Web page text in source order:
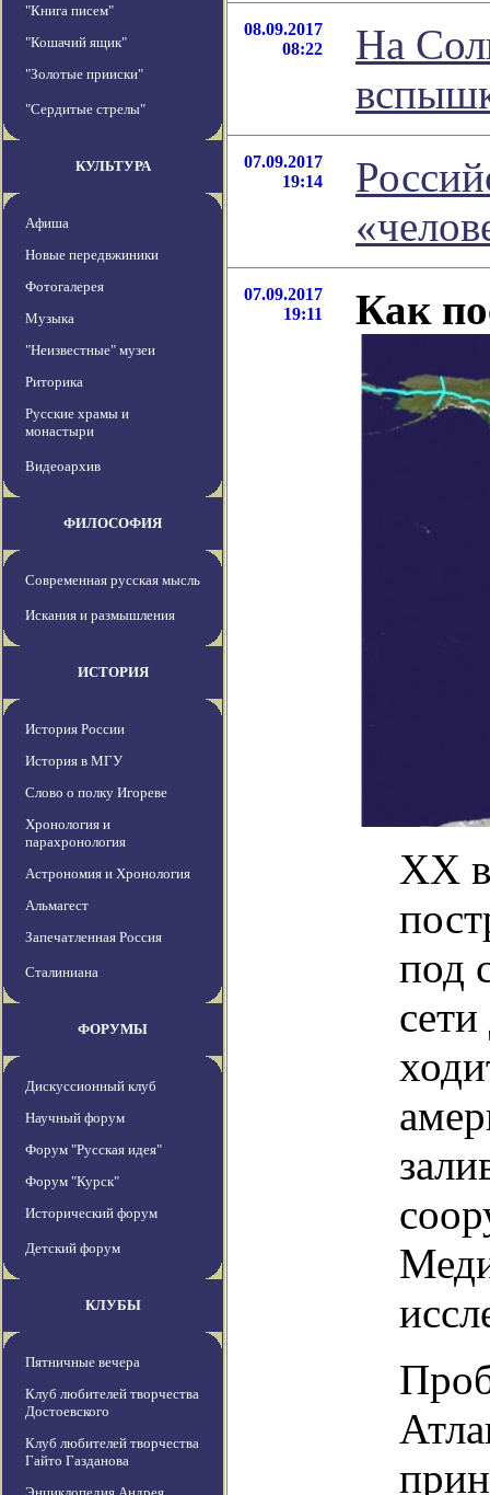
"Книга писем"
"Кошачий ящик"
"Золотые прииски"
"Сердитые стрелы"
КУЛЬТУРА
Афиша
Новые передвжиники
Фотогалерея
Музыка
"Неизвестные" музеи
Риторика
Русские храмы и
монастыри
Видеоархив
ФИЛОСОФИЯ
Современная русская мысль
Искания и размышления
ИСТОРИЯ
История России
История в МГУ
Слово о полку Игореве
Хронология и
парахронология
Астрономия и Хронология
Альмагест
Запечатленная Россия
Сталиниана
ФОРУМЫ
Дискуссионный клуб
Научный форум
Форум "Русская идея"
Форум "Курск"
Исторический форум
Детский форум
КЛУБЫ
Пятничные вечера
Клуб любителей творчества
Достоевского
Клуб любителей творчества
Гайто Газданова
08.09.2017
08:22
На
07.09.2017
19:14
07.09.2017
19:11
Как
XX
под